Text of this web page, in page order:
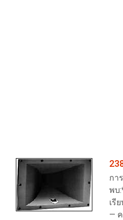
กา
พบ
เรี
—